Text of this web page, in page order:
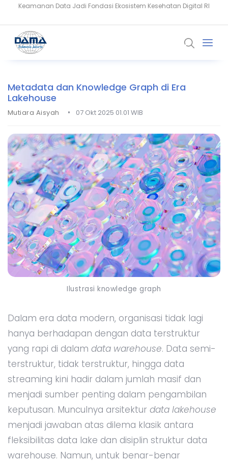
Setiaji: Masa Depan Healthcare Dibangun dari Kepercayaan dan
Snowflake Dorong Industri Keuangan Bangun AI Berbasis Data
Metadata dan Knowledge Graph di Era
Lakehouse
Mutiara Aisyah • 07 Okt 2025 01.01 WIB
Ilustrasi knowledge graph
Dalam era data modern, organisasi tidak lagi
hanya berhadapan dengan data terstruktur
yang rapi di dalam data warehouse. Data semi-
terstruktur, tidak terstruktur, hingga data
streaming kini hadir dalam jumlah masif dan
menjadi sumber penting dalam pengambilan
keputusan. Munculnya arsitektur data lakehouse
menjadi jawaban atas dilema klasik antara
fleksibilitas data lake dan disiplin struktur data
warehouse. Namun, untuk benar-benar